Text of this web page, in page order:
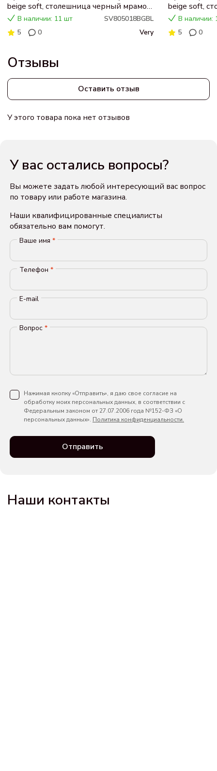
beige soft, столешница черный мрамор,
раковина CN5018
В наличии: 11 шт
SV805018BGBL
5
0 Very
beige soft,
раковина
В наличии:
5
0
Отзывы
Оставить отзыв
У этого товара пока нет отзывов
У вас остались вопросы?
Вы можете задать любой интересующий вас вопрос
по товару или работе магазина.
Наши квалифицированные специалисты
обязательно вам помогут.
Ваше имя *
Телефон *
E-mail
Вопрос *
Нажимая кнопку «Отправить», я даю свое согласие на
обработку моих персональных данных, в соответствии с
Федеральным законом от 27.07.2006 года №152-ФЗ «О
персональных данных». Политика конфиденциальности.
Отправить
Наши контакты